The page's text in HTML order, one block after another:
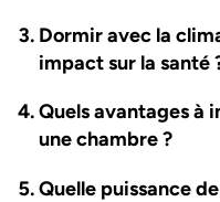
Dormir avec la
impact sur la santé
Quels avantages à
une chambre ?
Quelle puissance